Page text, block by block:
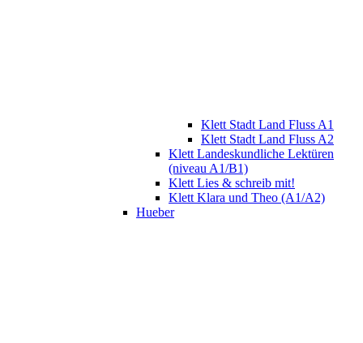
Klett Stadt Land Fluss A1
Klett Stadt Land Fluss A2
Klett Landeskundliche Lektüren
(niveau A1/B1)
Klett Lies & schreib mit!
Klett Klara und Theo (A1/A2)
Hueber